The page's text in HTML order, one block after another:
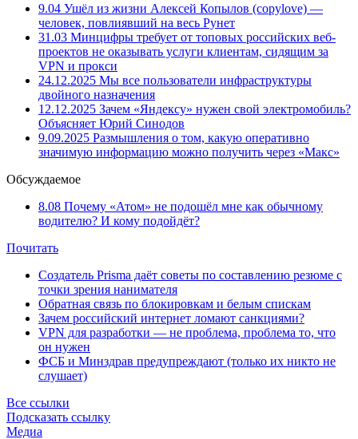
9.04 Ушёл из жизни Алексей Копылов (copylove) —
человек, повлиявший на весь Рунет
31.03 Минцифры требует от топовых российских веб-
проектов не оказывать услуги клиентам, сидящим за
VPN и прокси
24.12.2025 Мы все пользователи инфраструктуры
двойного назначения
12.12.2025 Зачем «Яндексу» нужен свой электромобиль?
Объясняет Юрий Синодов
9.09.2025 Размышления о том, какую оперативно
значимую информацию можно получить через «Макс»
Обсуждаемое
8.08 Почему «Атом» не подошёл мне как обычному
водителю? И кому подойдёт?
Почитать
Создатель Prisma даёт советы по составлению резюме с
точки зрения нанимателя
Обратная связь по блокировкам и белым спискам
Зачем российский интернет ломают санкциями?
VPN для разработки — не проблема, проблема то, что
он нужен
ФСБ и Минздрав предупреждают (только их никто не
слушает)
Все ссылки
Подсказать ссылку
Медиа